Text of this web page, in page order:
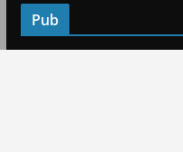
Pub